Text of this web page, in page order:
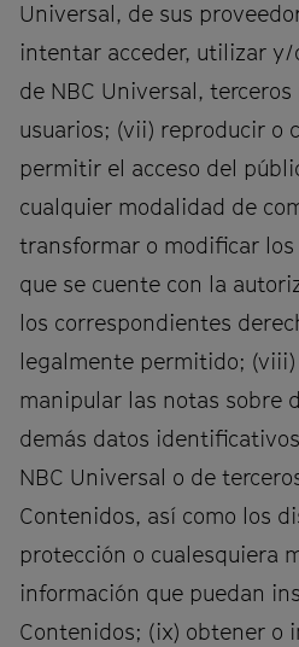
Universal, de sus
intentar acceder, utilizar
de NBC Universal,
usuarios; (vii) reproducir o
permitir el acceso del
cualquier modalidad de
transformar o modificar
que se cuente con la
los correspondientes
legalmente permitido;
manipular las notas sobre
demás datos
NBC Universal o de
Contenidos, así como los
protección o cualesquiera
información que puedan
Contenidos; (ix) obtener o